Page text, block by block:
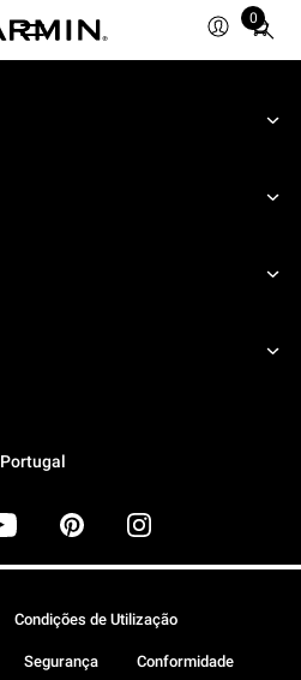
0
Total
items
cart:
Portugal
Condições de Utilização
Segurança Conformidade